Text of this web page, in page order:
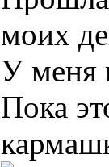
моих
У меня
Пока